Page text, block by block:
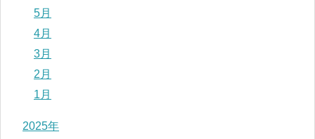
5月
4月
3月
2月
1月
2025年